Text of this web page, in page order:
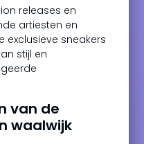
releases en
artiesten en
exclusieve sneakers
stijl en
van de
waalwijk